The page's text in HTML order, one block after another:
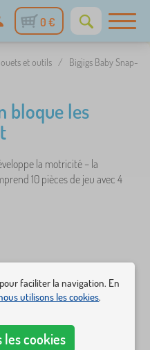
0 €
et outils /
Bigjigs Baby Snap-
bloque les
la motricité – la
10 pièces de jeu avec 4
faciliter la navigation. En
utilisons les cookies.
cookies